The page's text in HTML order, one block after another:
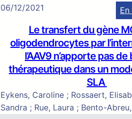
06/12/2021
Le transfert du gène
oligodendrocytes par
l’AAV9 n’apporte pas
thérapeutique dans un
SLA
Eykens, Caroline ; Rossaert,
Sandra ; Rue, Laura ; Bento-